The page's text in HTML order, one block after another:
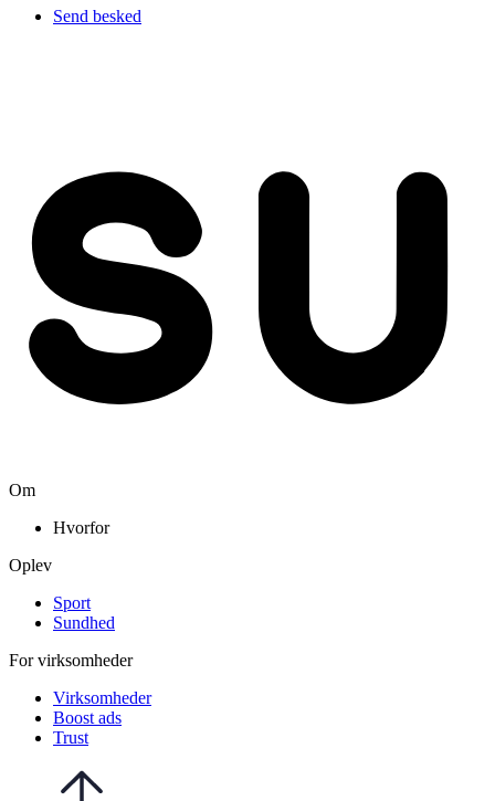
Send besked
Om
Hvorfor
Oplev
Sport
Sundhed
For virksomheder
Virksomheder
Boost ads
Trust